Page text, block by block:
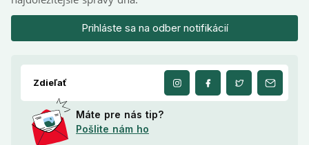
Prihláste sa na odber notifikácií
Zdieľať
Máte pre nás tip?
Pošlite nám ho